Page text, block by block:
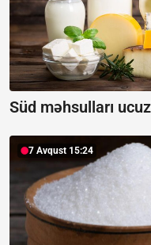
Süd məhsulları
7 Avqust 15:24